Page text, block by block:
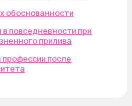
обоснованности
повседневности при
прилива
после